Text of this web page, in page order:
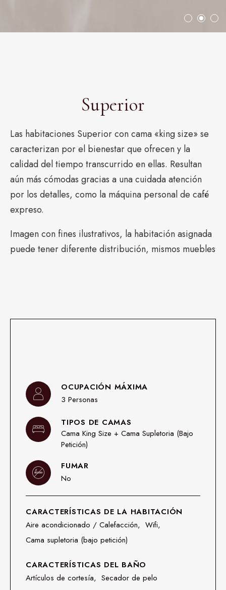
Superior
Las habitaciones Superior con cama «king size» se
caracterizan por el bienestar que ofrecen y la
calidad del tiempo transcurrido en ellas. Resultan
aún más cómodas gracias a una cuidada atención
por los detalles, como la máquina personal de café
expreso.
Imagen con fines ilustrativos, la habitación asignada
puede tener diferente distribución, mismos muebles
OCUPACIÓN MÁXIMA
3 Personas
TIPOS DE CAMAS
Cama King Size + Cama Supletoria (bajo
Petición)
FUMAR
No
CARACTERÍSTICAS DE LA HABITACIÓN
Aire acondicionado / Calefacción
Wifi
Cama supletoria (bajo petición)
CARACTERÍSTICAS DEL BAÑO
Artículos de cortesía
Secador de pelo